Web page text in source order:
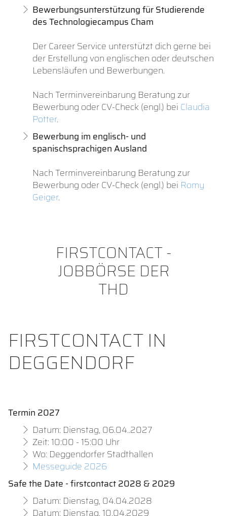
Bewerbungsunterstützung für Studierende
des Technologiecampus Cham
Der Career Service unterstützt dich gerne bei
der Erstellung von englischen oder deutschen
Lebensläufen und Bewerbungen.
Nach Terminvereinbarung Beratung zur
Bewerbung oder CV-Check (engl.) bei Claudia
Potter.
Bewerbung im englisch- und
spanischsprachigen Ausland
Nach Terminvereinbarung Beratung zur
Bewerbung oder CV-Check (engl.) bei Romy
Geiger.
FIRSTCONTACT -
JOBBÖRSE DER
THD
FIRSTCONTACT IN
DEGGENDORF
Termin 2027
Datum: Dienstag, 06.04..2027
Zeit: 10:00 - 15:00 Uhr
Wo: Deggendorfer Stadthallen
Messeguide 2026
Safe the Date - firstcontact 2028 & 2029
Datum: Dienstag, 04.04.2028
Datum: Dienstag, 10.04.2029